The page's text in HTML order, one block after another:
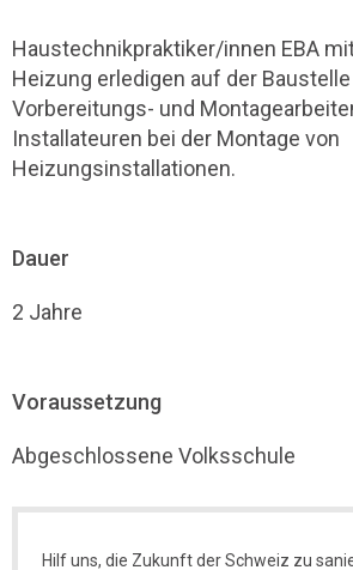
Haustechnikpraktiker/innen EBA
Heizung erledigen auf der
Vorbereitungs- und
Installateuren bei der Montage von
Heizungsinstallationen.
Dauer
2 Jahre
Voraussetzung
Abgeschlossene Volksschule
Hilf uns, die Zukunft der Schweiz zu